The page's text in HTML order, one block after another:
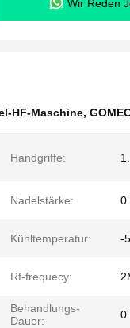
Wir Reden
HF-Maschine,
Handgriffe:
Nadelstärke:
Kühltemperatur: -
Rf-frequecy:
Behandlungs-
Dauer: